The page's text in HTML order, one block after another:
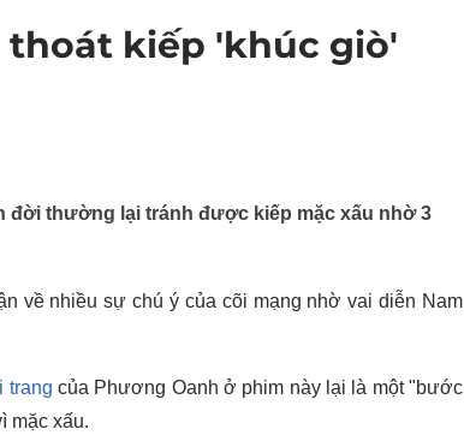
thoát kiếp 'khúc giò'
đời thường lại tránh được kiếp mặc xấu nhờ 3
về nhiều sự chú ý của cõi mạng nhờ vai diễn Nam
trangcủa Phương Oanh ở phim này lại là một "bước
mặc xấu.